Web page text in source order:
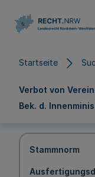
Startseite
Verbot von
Bek. d.
Stammnorm